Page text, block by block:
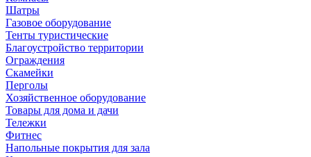
Шатры
Газовое оборудование
Тенты туристические
Благоустройство территории
Ограждения
Скамейки
Перголы
Хозяйственное оборудование
Товары для дома и дачи
Тележки
Фитнес
Напольные покрытия для зала